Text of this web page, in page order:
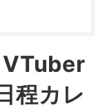
VTuber
程カレ